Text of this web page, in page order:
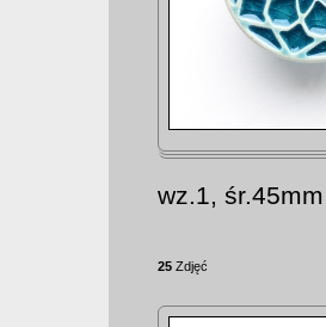
wz.1, śr.45mm
25 Zdjęć